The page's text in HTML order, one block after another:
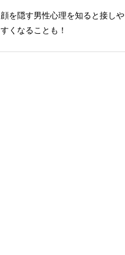
顔を隠す男性心理を知ると接しや
すくなることも！